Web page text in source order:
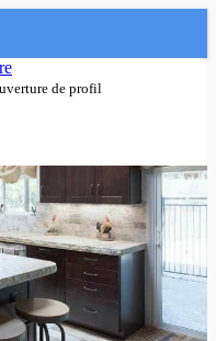
de profil